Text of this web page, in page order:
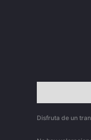
Disfruta de un